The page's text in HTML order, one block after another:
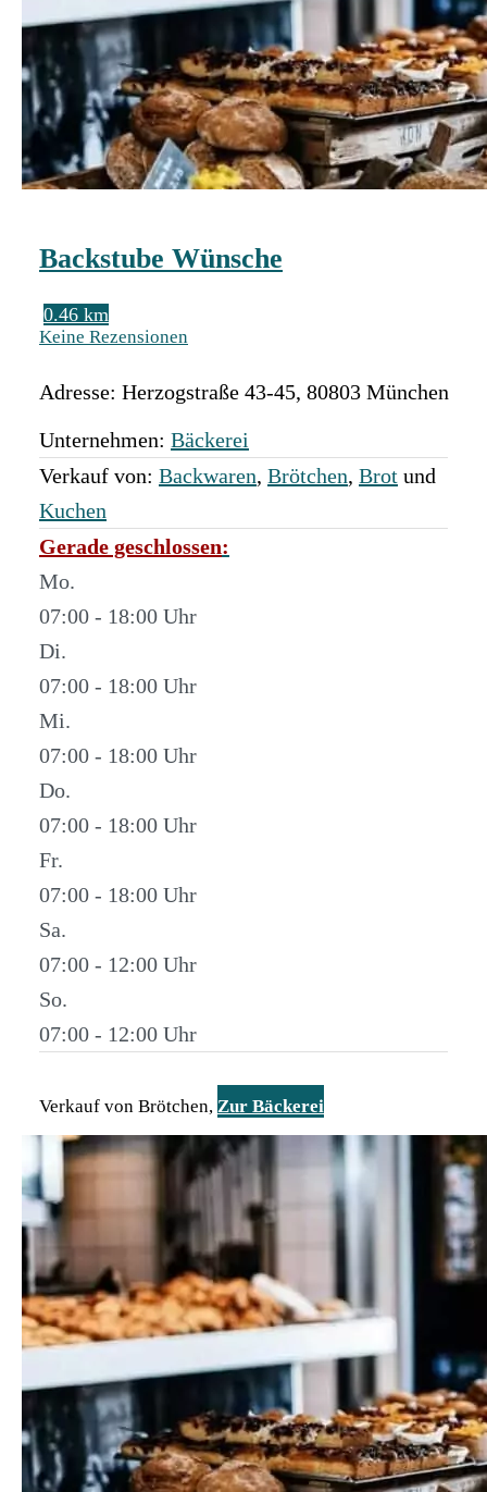
Backstube Wünsche
0.46 km
Keine Rezensionen
Adresse: Herzogstraße 43-45, 80803 München
Unternehmen: Bäckerei
Verkauf von: Backwaren, Brötchen, Brot und
Kuchen
Gerade geschlossen:
Mo.
07:00 - 18:00
Di.
07:00 - 18:00
Mi.
07:00 - 18:00
Do.
07:00 - 18:00
Fr.
07:00 - 18:00
Sa.
07:00 - 12:00
So.
07:00 - 12:00
Verkauf von Brötchen, Zur Bäckerei